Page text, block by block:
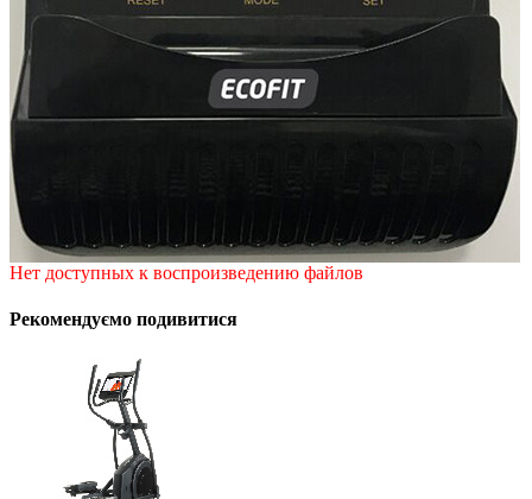
Нет доступных к воспроизведению файлов
Рекомендуємо подивитися